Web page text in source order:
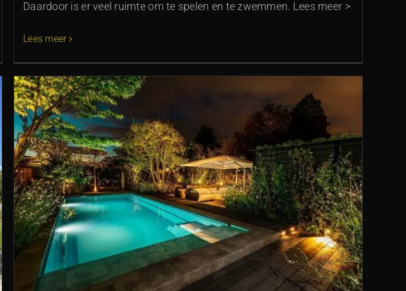
Daardoor is er veel ruimte om te spelen en te zwemmen. Lees meer >
Lees meer